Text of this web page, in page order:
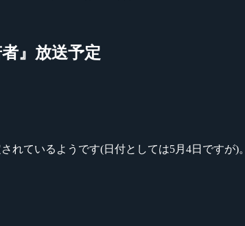
』放送予定
れているようです(日付としては5月4日ですが)。